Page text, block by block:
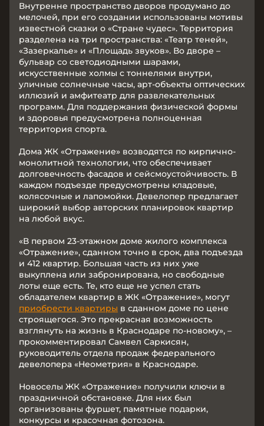
Внутренне пространство дворов продумано до
мелочей, при его создании использованы мотивы
известной сказки о «Стране чудес». Территория
разделена на три пространства: «Театр теней»,
«Зазеркалье» и «Площадь звуков». Во дворе –
бульвар со светодиодными шарами,
искусственные холмы с тоннелями внутри,
уличные солнечные часы, арт-объекты оптических
иллюзий и амфитеатр для развлекательных
программ. Для поддержания физической формы
и здоровья предусмотрена полноценная
территория спорта.
Дома ЖК «Отражение» возводятся по кирпично-
монолитной технологии, что обеспечивает
долговечность фасадов и сейсмоустойчивость. В
каждом подъезде предусмотрены кладовые,
колясочные и лапомойки. Девелопер предлагает
широкий выбор авторских планировок квартир
на любой вкус.
«В первом 23-этажном доме жилого комплекса
«Отражение», сданном точно в срок, два подъезда
и 412 квартир. Большая часть из них уже
выкуплена или забронирована, но свободные
лоты еще есть. Те, кто еще не успел стать
обладателем квартир в ЖК «Отражение», могут
приобрести квартиры в сданном доме по цене
строящегося. Это прекрасная возможность
взглянуть на жизнь в Краснодаре по-новому», –
прокомментировал Самвел Саркисян,
руководитель отдела продаж федерального
девелопера «Неометрия» в Краснодаре.
Новоселы ЖК «Отражение» получили ключи в
праздничной обстановке. Для них был
организованы фуршет, памятные подарки,
конкурсы и красочная фотозона.